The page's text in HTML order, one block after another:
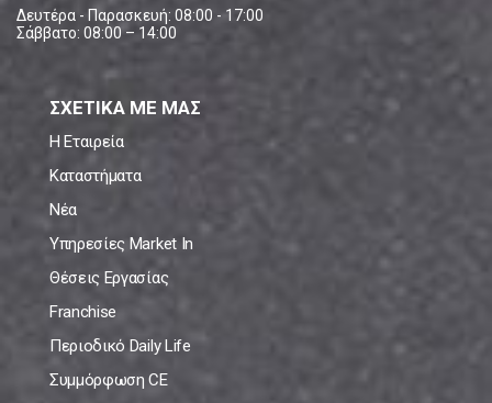
Δευτέρα - Παρασκευή: 08:00 - 17:00
Σάββατο: 08:00 – 14:00
ΣΧΕΤΙΚΑ ΜΕ ΜΑΣ
Η Εταιρεία
Καταστήματα
Νέα
Υπηρεσίες Market In
Θέσεις Εργασίας
Franchise
Περιοδικό Daily Life
Συμμόρφωση CE